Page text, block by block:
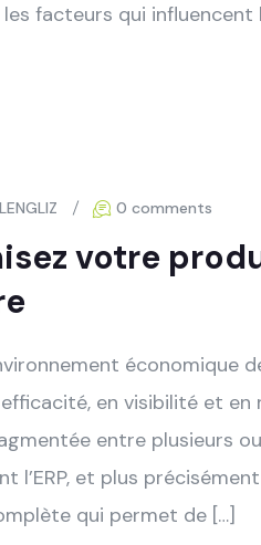
facteurs qui influencent
0 comments
votre
économique
en visibilité et
entre plusieurs
l’ERP, et plus
qui permet de […]